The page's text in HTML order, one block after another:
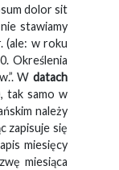
dolor sit
stawiamy
(ale: w roku
Określenia
W datach
tak samo w
należy
zapisuje się
miesięcy
miesiąca